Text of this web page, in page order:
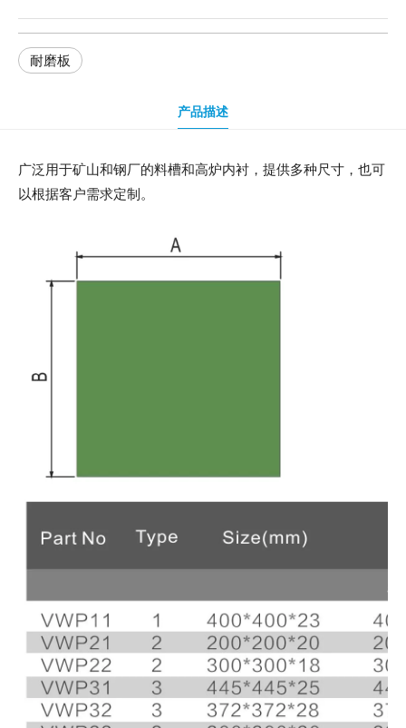
耐磨板
产品描述
广泛用于矿山和钢厂的料槽和高炉内衬，提供多种尺寸，也可
以根据客户需求定制。